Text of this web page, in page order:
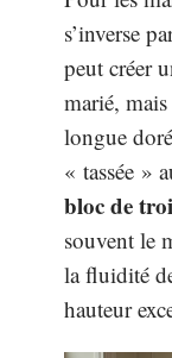
s’inverse
peut créer
marié,
longue
« tassée »
bloc de
souvent le
la fluidité
hauteur